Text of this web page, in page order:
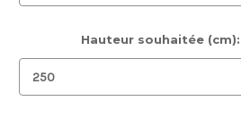
Hauteur souhaitée (cm):